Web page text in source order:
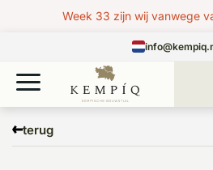
Week 33 zijn wij vanwege
terug
mets zavel